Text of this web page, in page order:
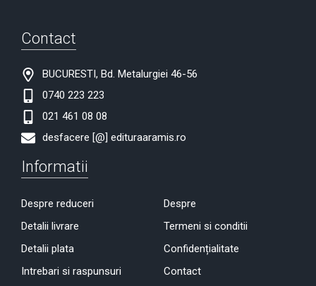
Contact
BUCURESTI, Bd. Metalurgiei 46-56
0740 223 223
021 461 08 08
desfacere [@] edituraaramis.ro
Informatii
Despre reduceri
Detalii livrare
Detalii plata
Intrebari si raspunsuri
Despre
Termeni si conditii
Confidențialitate
Contact